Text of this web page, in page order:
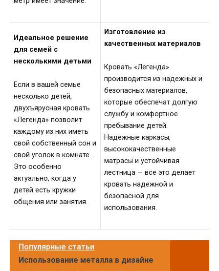
Идеальное решение
для семей с
несколькими детьми
Если в вашей семье
несколько детей,
двухъярусная кровать
«Легенда» позволит
каждому из них иметь
свой собственный сон и
свой уголок в комнате.
Это особенно
актуально, когда у
детей есть кружки
общения или занятия.
Изготовление из
качественных материалов
Кровать «Легенда»
производится из надежных и
безопасных материалов,
которые обеспечат долгую
службу и комфортное
пребывание детей.
Надежные каркасы,
высококачественные
матрасы и устойчивая
лестница — все это делает
кровать надежной и
безопасной для
использования.
Популярные статьи
Использование металла в дизайне